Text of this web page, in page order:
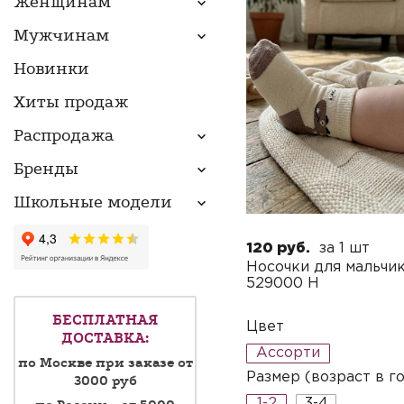
Сбросить
Мужчинам
Новинки
Хиты продаж
Распродажа
Бренды
Школьные модели
БЕСПЛАТНАЯ
ДОСТАВКА:
по Москве при заказе от
3000 руб
120 руб.
за 1 шт
Носочки для
529000 H
Цвет
Ассорти
Размер (возраст в